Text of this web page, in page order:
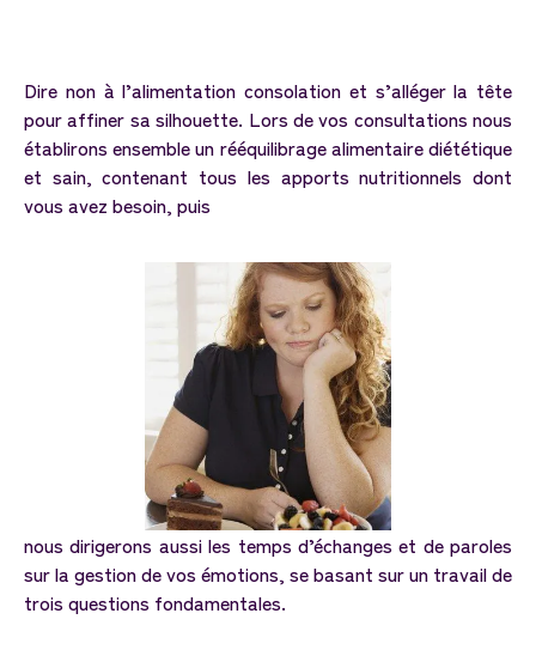
Dire non à l’alimentation consolation et s’alléger la tête
pour affiner sa silhouette. Lors de vos consultations nous
établirons ensemble un rééquilibrage alimentaire diététique
et sain, contenant tous les apports nutritionnels dont
vous avez besoin, puis
nous dirigerons aussi les temps d’échanges et de paroles
sur la gestion de vos émotions, se basant sur un travail de
trois questions fondamentales.